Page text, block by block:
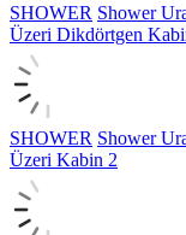
SHOWER Shower
Üzeri Dikdörtgen
SHOWER Shower
Üzeri Kabin 2